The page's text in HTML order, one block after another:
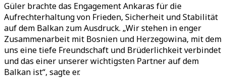
Güler brachte das Engagement Ankaras für die
Aufrechterhaltung von Frieden, Sicherheit und Stabilität
auf dem Balkan zum Ausdruck. „Wir stehen in enger
Zusammenarbeit mit Bosnien und Herzegowina, mit dem
uns eine tiefe Freundschaft und Brüderlichkeit verbindet
und das einer unserer wichtigsten Partner auf dem
Balkan ist“, sagte er.